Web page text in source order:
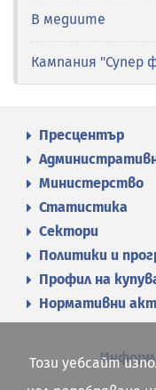
В медиите
Кампания "Супер
Пресцентър
Министерство
Статистика
Сектори
Политики и
Профил на
Нормативни
Този уебсайт